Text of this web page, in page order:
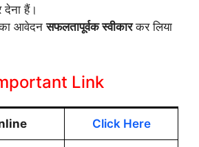
देना हैं।
आवेदनसफलतापूर्वकस्वीकारकर लिया
Link
Click Here